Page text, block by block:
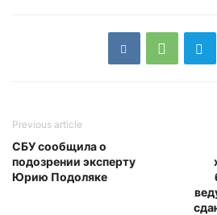
Previous article
СБУ сообщила о
подозрении эксперту
Юрию Подоляке